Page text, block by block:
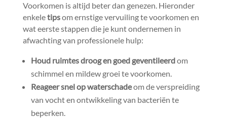
Voorkomen is altijd beter dan genezen.​ Hieronder
enkeletipsom ernstige vervuiling te voorkomen en
wat eerste stappen die je kunt ondernemen in
afwachting van professionele hulp:
Houd ruimtes droog en goed geventileerdom
schimmel en mildew groei te voorkomen.​
Reageer snel op waterschadeom de verspreiding
van vocht en ontwikkeling van bacteriën te
beperken.​